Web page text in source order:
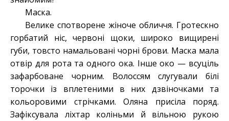
Маска.
Велике спотворене жіноче обличчя. Гротескно
горбатий ніс, червоні щоки, широко вищирені
губи, товсто намальовані чорні брови. Маска мала
отвір для рота та одного ока. Інше око — всуціль
зафарбоване чорним. Волоссям слугували білі
торочки із вплетеними в них дзвіночками та
кольоровими стрічками. Оляна присіла поряд.
Зафіксувала ліхтар коліньми й вільною рукою